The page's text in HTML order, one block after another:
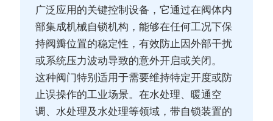
广泛应用的关键控制设备，它通过在阀体内
部集成机械自锁机构，能够在任何工况下保
持阀瓣位置的稳定性，有效防止因外部干扰
或系统压力波动导致的意外开启或关闭。
这种阀门特别适用于需要维持特定开度或防
止误操作的工业场景。在水处理、暖通空
调、水处理及水处理等领域，带自锁装置的